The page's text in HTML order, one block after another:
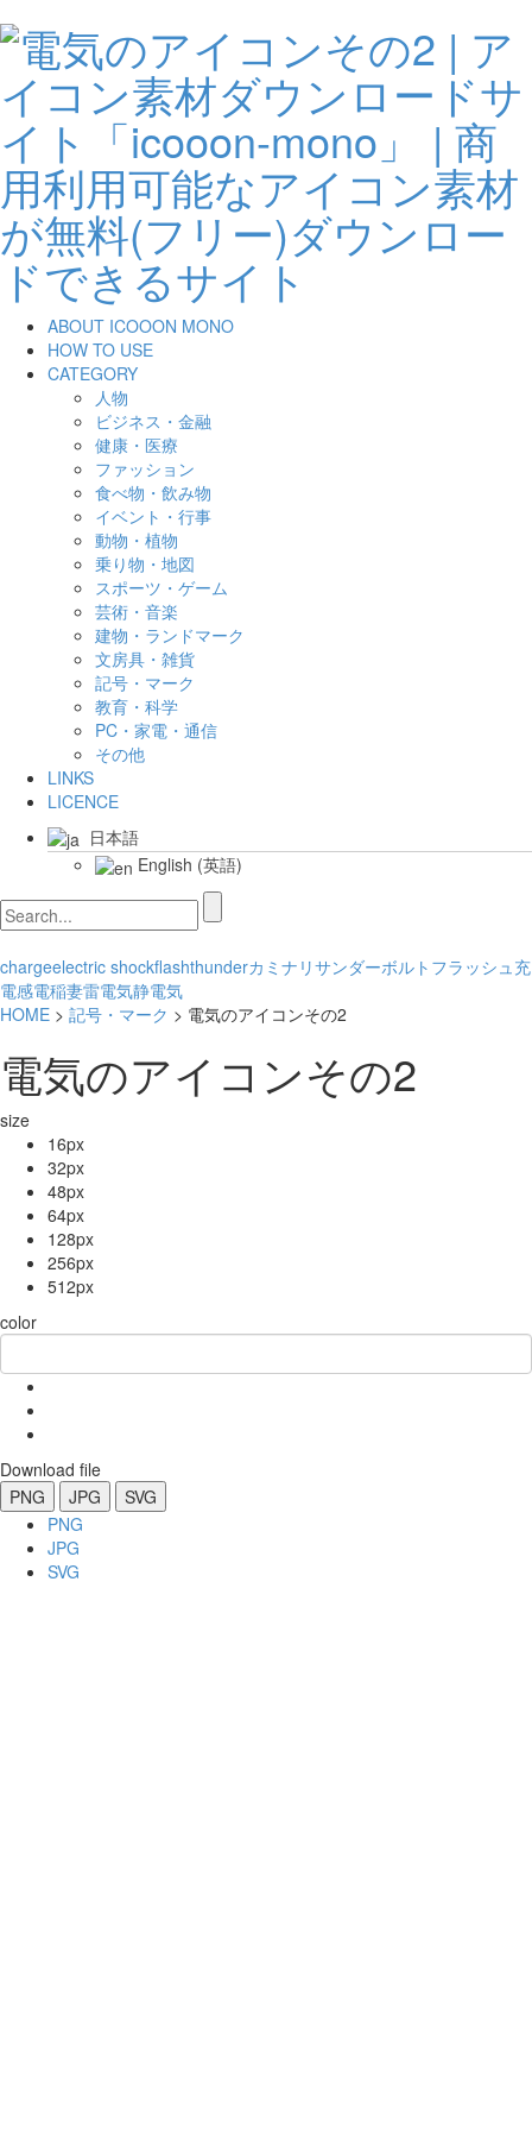
ABOUT ICOOON MONO
HOW TO USE
CATEGORY
人物
ビジネス・金融
健康・医療
ファッション
食べ物・飲み物
イベント・行事
動物・植物
乗り物・地図
スポーツ・ゲーム
芸術・音楽
建物・ランドマーク
文房具・雑貨
記号・マーク
教育・科学
PC・家電・通信
その他
LINKS
LICENCE
日本語
English (英語)
chargeelectric shockflashthunderカミナリサンダーボルト フラッシュ 充
電感電稲妻雷電気静電気
HOME > 記号・マーク > 電気のアイコンその2
電気のアイコンその2
size
16px
32px
48px
64px
128px
256px
512px
color
Download file
PNG
JPG
SVG
PNG
JPG
SVG